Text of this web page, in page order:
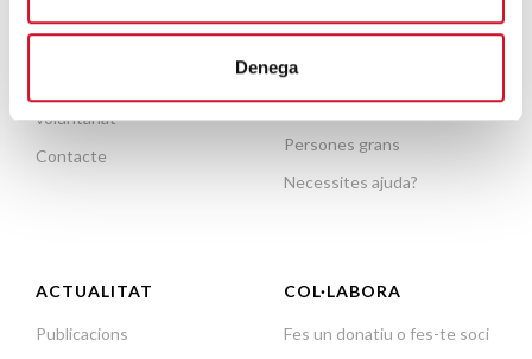
Denega
voluntariat
Contacte
Ajuda a necessitats
bàsiques
Mobilitat humana
Persones grans
Necessites ajuda?
ACTUALITAT
Publicacions
COL·LABORA
Fes un donatiu o fes-te soci